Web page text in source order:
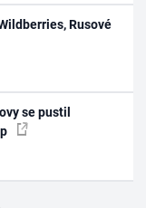
Rusové
se pustil